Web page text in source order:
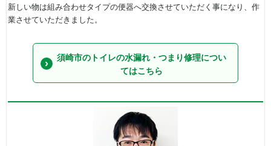
新しい物は組み合わせタイプの便器へ交換させていただく事になり、作
業させていただきました。
須崎市のトイレの水漏れ・つまり修理につい
てはこちら